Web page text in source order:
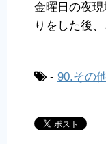
金曜日の夜
りをした後
- 90.その